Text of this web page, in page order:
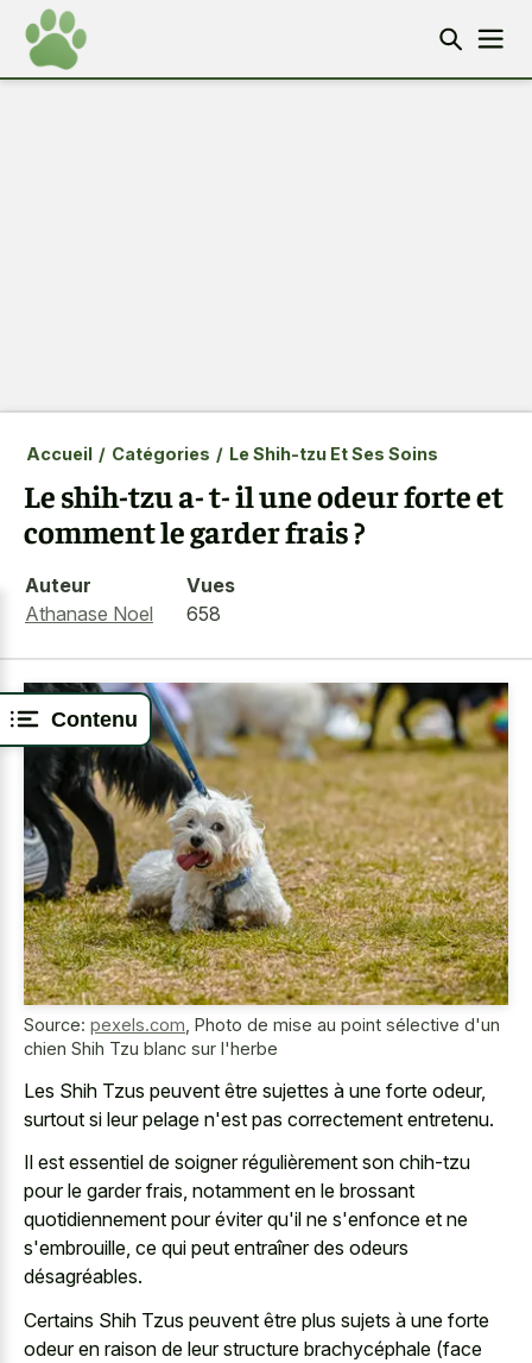
Contenu
Accueil / Catégories / Le Shih-tzu Et Ses Soins
Le shih-tzu a- t- il une odeur forte et
comment le garder frais ?
Auteur
Athanase Noel
Vues
658
Source: pexels.com Photo de mise au point sélective d'un
chien Shih Tzu blanc sur l'herbe
Les Shih Tzus peuvent être sujettes à une forte odeur,
surtout si leur pelage n'est pas correctement entretenu.
Il est essentiel de soigner régulièrement son chih-tzu
pour le garder frais, notamment en le brossant
quotidiennement pour éviter qu'il ne s'enfonce et ne
s'embrouille, ce qui peut entraîner des odeurs
désagréables.
Certains Shih Tzus peuvent être plus sujets à une forte
odeur en raison de leur structure brachycéphale (face